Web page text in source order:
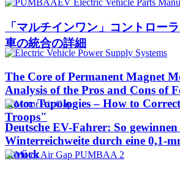
「マルチインワン」コントロー
車の統合の詳細
The Core of Permanent Magnet
Analysis of the Pros and Cons of
Rotor Topologies – How to
Troops"
Deutsche EV-Fahrer: So
Winterreichweite durch eine 0,1-
zurück